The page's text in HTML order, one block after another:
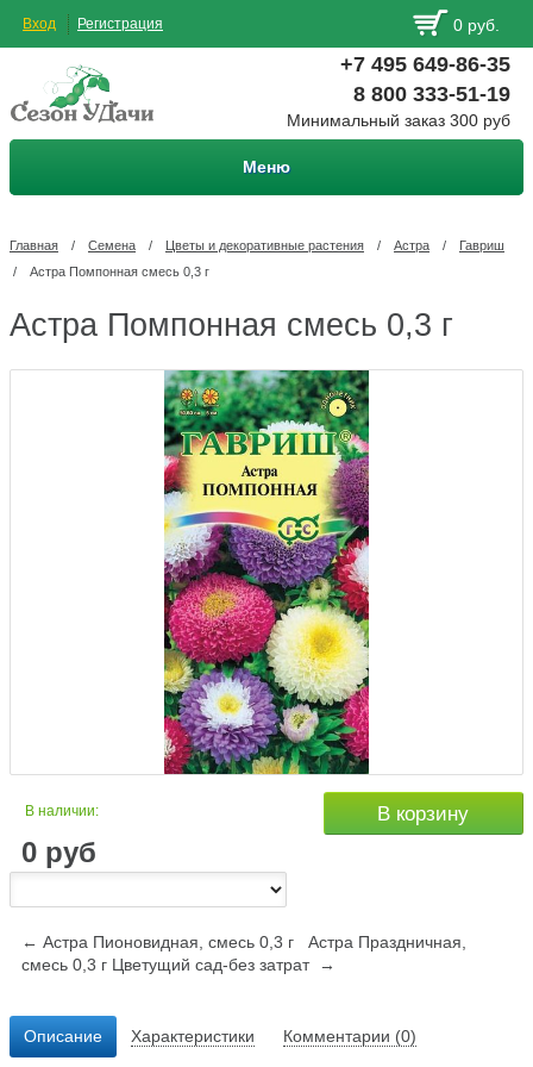
Вход Регистрация 0 руб.
+7 495 649-86-35
8 800 333-51-19
Минимальный заказ 300 руб
Меню
Главная / Семена / Цветы и декоративные растения / Астра /
Гавриш
/
Астра Помпонная смесь 0,3 г
Астра Помпонная смесь 0,3 г
В наличии:
0 руб
В корзину
← Астра Пионовидная, смесь 0,3 г
Астра Праздничная,
смесь 0,3 г Цветущий сад-без затрат →
Описание Характеристики Комментарии (0)